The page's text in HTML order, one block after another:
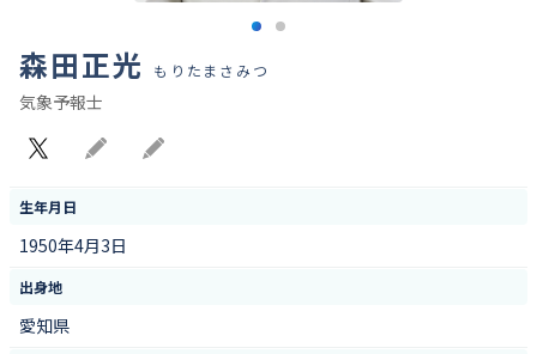
森田正光 もりたまさみつ
気象予報士
Blog Blog
生年月日
1950年4月3日
出身地
愛知県